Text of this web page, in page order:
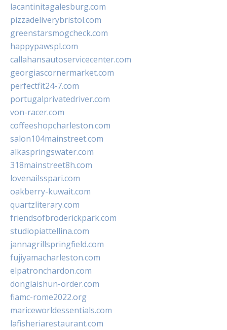
lacantinitagalesburg.com
pizzadeliverybristol.com
greenstarsmogcheck.com
happypawspl.com
callahansautoservicecenter.com
georgiascornermarket.com
perfectfit24-7.com
portugalprivatedriver.com
von-racer.com
coffeeshopcharleston.com
salon104mainstreet.com
alkaspringswater.com
318mainstreet8h.com
lovenailsspari.com
oakberry-kuwait.com
quartzliterary.com
friendsofbroderickpark.com
studiopiattellina.com
jannagrillspringfield.com
fujiyamacharleston.com
elpatronchardon.com
donglaishun-order.com
fiamc-rome2022.org
mariceworldessentials.com
lafisheriarestaurant.com